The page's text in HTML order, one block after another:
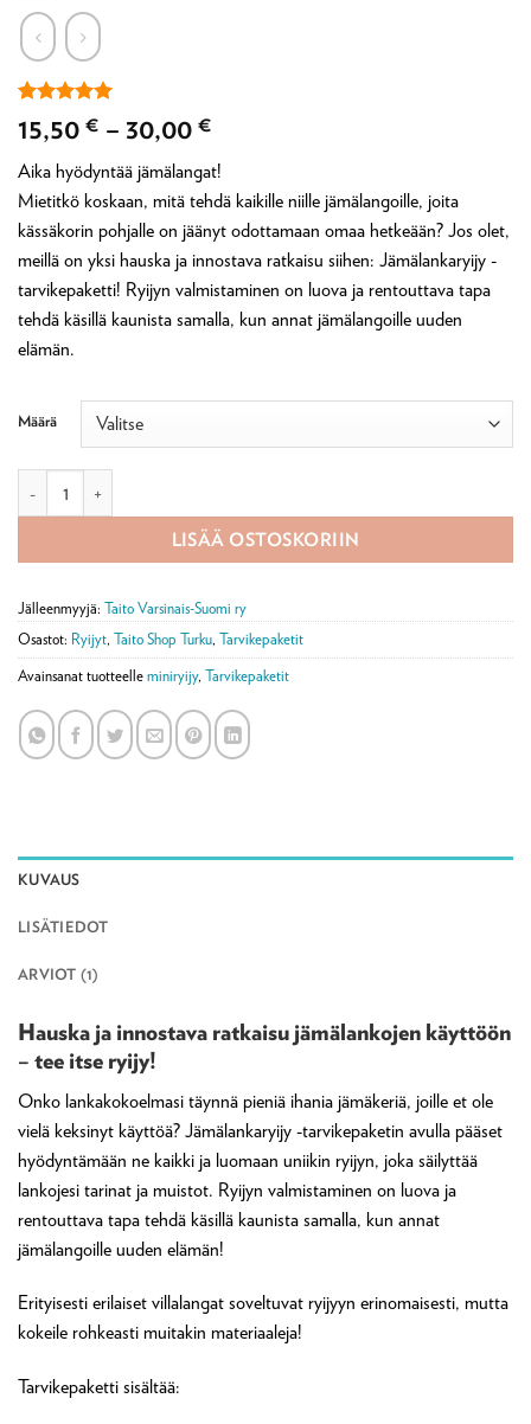
Arvio5
5:stä
1
asiakkaan
arvotukseen.
15,50 € – 30,00 €
15,50 €
-
30,00 €
Aika hyödyntää jämälangat!
Mietitkö koskaan, mitä tehdä kaikille niille jämälangoille, joita
kässäkorin pohjalle on jäänyt odottamaan omaa hetkeään? Jos olet,
meillä on yksi hauska ja innostava ratkaisu siihen: Jämälankaryijy -
tarvikepaketti! Ryijyn valmistaminen on luova ja rentouttava tapa
tehdä käsillä kaunista samalla, kun annat jämälangoille uuden
elämän.
Määrä
LISÄÄ OSTOSKORIIN
Jälleenmyyjä: Taito Varsinais-Suomi ry
Osastot: Ryijyt, Taito Shop Turku, Tarvikepaketit
Avainsanat tuotteelle miniryijy, Tarvikepaketit
KUVAUS
LISÄTIEDOT
ARVIOT (1)
Hauska ja innostava ratkaisu jämälankojen käyttöön
– tee itse ryijy!
Onko lankakokoelmasi täynnä pieniä ihania jämäkeriä, joille et ole
vielä keksinyt käyttöä? Jämälankaryijy -tarvikepaketin avulla pääset
hyödyntämään ne kaikki ja luomaan uniikin ryijyn, joka säilyttää
lankojesi tarinat ja muistot. Ryijyn valmistaminen on luova ja
rentouttava tapa tehdä käsillä kaunista samalla, kun annat
jämälangoille uuden elämän!
Erityisesti erilaiset villalangat soveltuvat ryijyyn erinomaisesti, mutta
kokeile rohkeasti muitakin materiaaleja!
Tarvikepaketti sisältää: